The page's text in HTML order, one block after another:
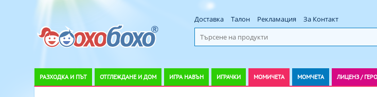
Доставка Талон Рекламация За Контакт
РАЗХОДКА И ПЪТ ОТГЛЕЖДАНЕ И ДОМ ИГРА НАВЪН ИГРАЧКИ МОМИЧЕТА МОМЧЕТА ЛИЦЕНЗ /